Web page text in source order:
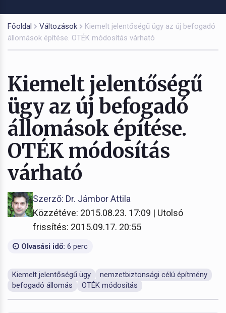
Főoldal Változások
Kiemelt jelentőségű ügy az új befogadó
állomások építése. OTÉK módosítás várható
Kiemelt jelentőségű
ügy az új befogadó
állomások építése.
OTÉK módosítás
várható
Szerző: Dr. Jámbor Attila
Közzétéve: 2015.08.23. 17:09 | Utolsó
frissítés: 2015.09.17. 20:55
Olvasási idő: 6 perc
Kiemelt jelentőségű ügy
nemzetbiztonsági célú építmény
befogadó állomás
OTÉK módosítás